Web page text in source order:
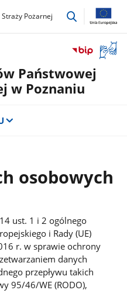
Pożarnej
przejdź
okno
Państwowej
w Poznaniu
osobowych
ust. 1 i 2 ogólnego
i Rady (UE)
r. w sprawie ochrony
danych
przepływu takich
95/46/WE (RODO),